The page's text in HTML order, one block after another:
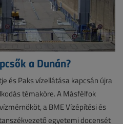
a Dunán?
és Paks vízellátása kapcsán újra
témaköre. A Másfélfok
a BME Vízépítési és
egyetemi docensét